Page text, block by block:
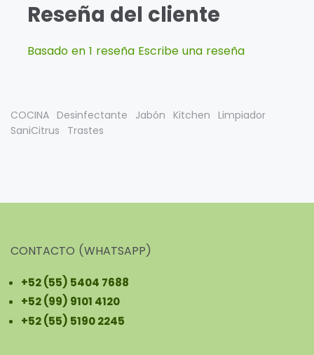
Reseña del cliente
Basado en 1 reseña Escribe una reseña
COCINA Desinfectante Jabón Kitchen Limpiador
SaniCitrus
Trastes
CONTACTO (WHATSAPP)
+52 (55) 5404 7688
+52 (99) 9101 4120
+52 (55) 5190 2245